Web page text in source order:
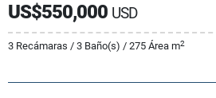
US$550,000 USD
3 Recámaras / 3 Baño(s) / 275 Área m2